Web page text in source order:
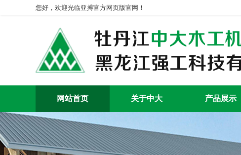
您好，欢迎光临亚搏官方网页版官网！
网站首页 关于中大 产品展示